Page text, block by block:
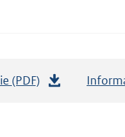
(PDF)